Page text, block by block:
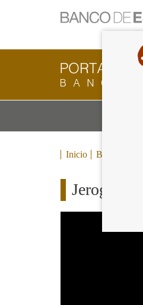
Ir
a
página
de
inicio
del
Cliente
Bancario
Banco
ir
a
Inicio Blog